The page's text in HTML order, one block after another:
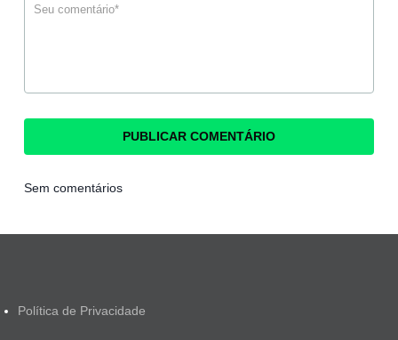
Sem comentários
Política de Privacidade